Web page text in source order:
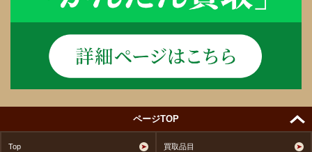
ページTOP
Top 買取品目